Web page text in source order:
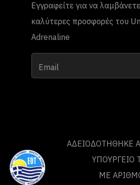
Εγγραφείτε για να
καλύτερες προσφορές του
Adrenaline
Email
ΑΔΕΙΟΔΟΤΗΘΗΚΕ
ΥΠΟΥΡΓΕΙΟ
ΜΕ